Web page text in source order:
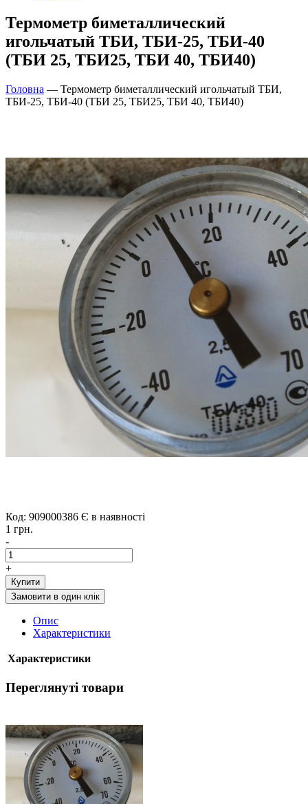
Термометр биметаллический
игольчатый ТБИ, ТБИ-25, ТБИ-40
(ТБИ 25, ТБИ25, ТБИ 40, ТБИ40)
Головна — Термометр биметаллический игольчатый ТБИ,
ТБИ-25, ТБИ-40 (ТБИ 25, ТБИ25, ТБИ 40, ТБИ40)
Код: 909000386 Є в наявності
1 грн.
-
+
Купити
Замовити в один клік
Опис
Характеристики
Характеристики
Переглянуті товари